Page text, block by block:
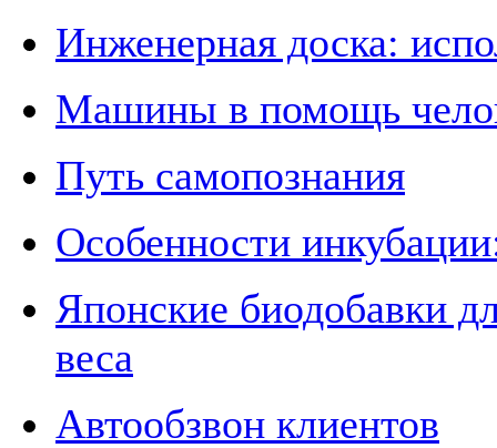
Инженерная доска:
Машины в помощь
Путь самопознания
Особенности
Японские биодобавки
веса
Автообзвон клиентов